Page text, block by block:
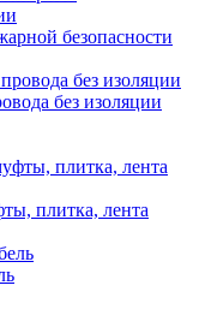
безопасности
без изоляции
плитка, лента